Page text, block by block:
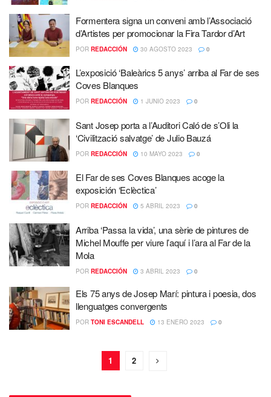
Formentera signa un conveni amb l’Associació
d’Artistes per promocionar la Fira Tardor d’Art
POR REDACCIÓN 30 AGOSTO 2023 0
L’exposició ‘Baleàrics 5 anys’ arriba al Far de ses
Coves Blanques
POR REDACCIÓN 1 JUNIO 2023 0
Sant Josep porta a l’Auditori Caló de s’Oli la
‘Civilització salvatge’ de Julio Bauzá
POR REDACCIÓN 10 MAYO 2023 0
El Far de ses Coves Blanques acoge la
exposición ‘Eclèctica’
POR REDACCIÓN 5 ABRIL 2023 0
Arriba ‘Passa la vida’, una sèrie de pintures de
Michel Mouffe per viure l’aquí i l’ara al Far de la
Mola
POR REDACCIÓN 3 ABRIL 2023 0
Els 75 anys de Josep Marí: pintura i poesia, dos
llenguatges convergents
POR TONI ESCANDELL 13 ENERO 2023 0
1 2